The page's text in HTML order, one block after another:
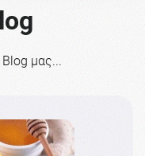
μας...